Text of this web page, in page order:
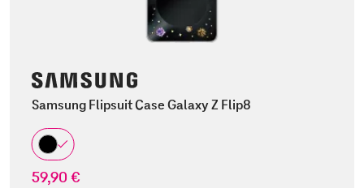
Samsung Flipsuit Case Galaxy Z Flip8
59,90 €